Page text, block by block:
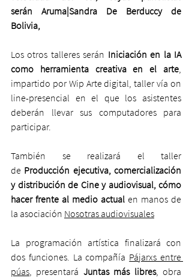
serán Aruma|Sandra De Berduccy de
Bolivia,
Los otros talleres serán Iniciación en la IA
como herramienta creativa en el arte,
impartido por Wip Arte digital, taller vía on
line-presencial en el que los asistentes
deberán llevar sus computadores para
participar.
También se realizará el taller
de Producción ejecutiva, comercialización
y distribución de Cine y audiovisual, cómo
hacer frente al medio actual en manos de
la asociación Nosotras audiovisuales
La programación artística finalizará con
dos funciones. La compañía Pájarxs entre
púas, presentará Juntas más libres, obra